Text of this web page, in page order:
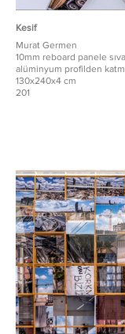
Kesif
Murat Germen
10mm reboard panele
alüminyum profilden
130x240x4 cm
201